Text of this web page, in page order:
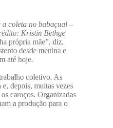
coleta no babaçual –
Kristin Bethge
própria mãe”, diz.
desde menina e
até hoje.
coletivo. As
depois, muitas vezes
caroços. Organizadas
a produção para o